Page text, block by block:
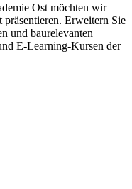
Ost möchten wir
präsentieren. Erweitern Sie
und baurelevanten
E-Learning-Kursen der